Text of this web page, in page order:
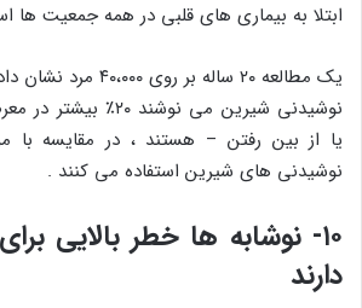
ابتلا به بیماری های قلبی در همه جمعیت ها
نوشیدنی شیرین می
یا از بین رفتن – هستند ، در مقایسه با
نوشیدنی های شیرین استفاده می کنند .
۱۰- نوشابه ها خطر بالایی
دارند